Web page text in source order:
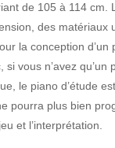
de 105 à 114
des
la conception d’un
vous n’avez
le piano d’étude
pourra plus bien
et l’interprétation.